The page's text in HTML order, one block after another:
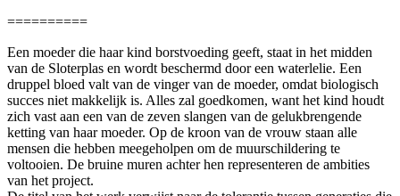
==========
Een moeder die haar kind borstvoeding geeft, staat in het midden
van de Sloterplas en wordt beschermd door een waterlelie. Een
druppel bloed valt van de vinger van de moeder, omdat biologisch
succes niet makkelijk is. Alles zal goedkomen, want het kind houdt
zich vast aan een van de zeven slangen van de gelukbrengende
ketting van haar moeder. Op de kroon van de vrouw staan alle
mensen die hebben meegeholpen om de muurschildering te
voltooien. De bruine muren achter hen representeren de ambities
van het project.